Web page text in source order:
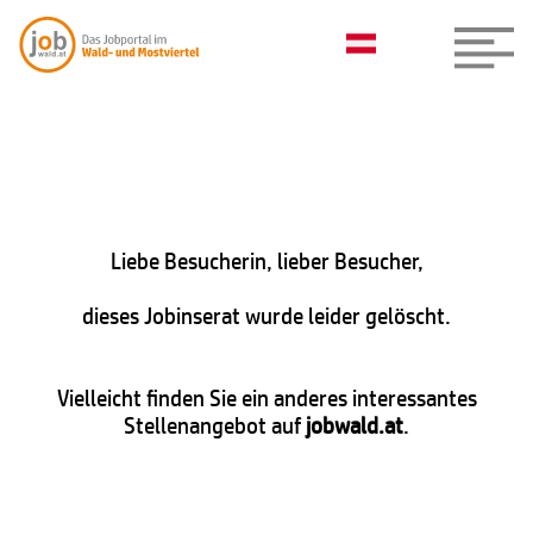
Liebe Besucherin, lieber Besucher,
dieses Jobinserat wurde leider gelöscht.
Vielleicht finden Sie ein anderes interessantes
Stellenangebot aufjobwald.at.